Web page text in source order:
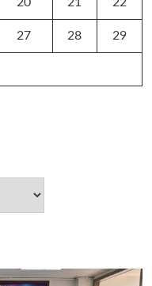
27 28 29